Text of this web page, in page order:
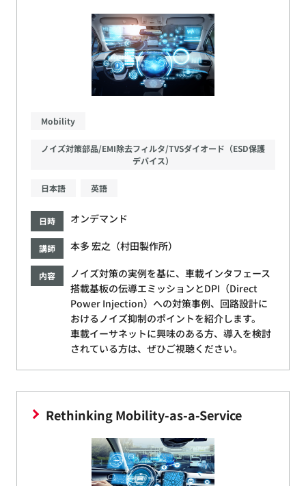
Mobility
ノイズ対策部品/EMI除去フィルタ/TVSダイオード（ESD保護
デバイス）
日本語 英語
日時 オンデマンド
講師 本多 宏之（村田製作所）
内容
ノイズ対策の実例を基に、車載インタフェース
搭載基板の伝導エミッションとDPI（Direct
Power Injection）への対策事例、回路設計に
おけるノイズ抑制のポイントを紹介します。
車載イーサネットに興味のある方、導入を検討
されている方は、ぜひご視聴ください。
Rethinking Mobility-as-a-Service